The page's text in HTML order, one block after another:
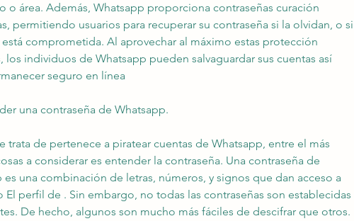
o área. Además, Whatsapp proporciona contraseñas curación
permitiendo usuarios para recuperar su contraseña si la olvidan, o si
está comprometida. Al aprovechar al máximo estas protección
los individuos de Whatsapp pueden salvaguardar sus cuentas así
seguro en línea
una contraseña de Whatsapp.
trata de pertenece a piratear cuentas de Whatsapp, entre el más
a considerar es entender la contraseña. Una contraseña de
es una combinación de letras, números, y signos que dan acceso a
El perfil de . Sin embargo, no todas las contraseñas son establecidas
De hecho, algunos son mucho más fáciles de descifrar que otros.